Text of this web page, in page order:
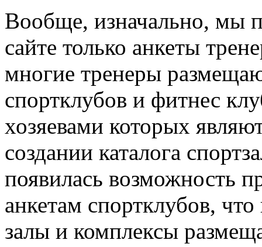
Вообще, изначально, мы
сайте только анкеты
многие тренеры
спортклубов и фитнес
хозяевами которых
создании каталога
появилась возможность
анкетам спортклубов,
залы и комплексы